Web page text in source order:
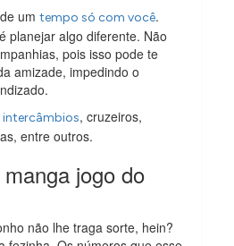
umtempo só com você.
planejar algo diferente. Não
pois isso pode te
amizade, impedindo o
intercâmbios, cruzeiros,
entre outros.
jogo do
não lhe traga sorte, hein?